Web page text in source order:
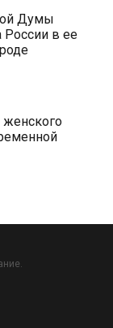
Думы
России в ее
женского